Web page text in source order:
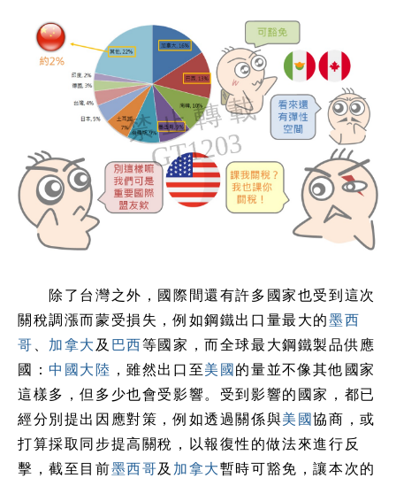
除了台灣之外，國際間還有許多國家也受到這次
關稅調漲而蒙受損失，例如鋼鐵出口量最大的墨西
哥
加拿大 及 巴西等國家，而全球最大鋼鐵製品供應
國：中國大陸 ，雖然出口至美國的量並不像其他國家
這樣多，但多少也會受影響。受到影響的國家，都已
經分別提出因應對策，例如透過關係與美國協商，或
打算採取同步提高關稅，以報復性的做法來進行反
擊，截至目前墨西哥及 加拿大暫時可豁免，讓本次的